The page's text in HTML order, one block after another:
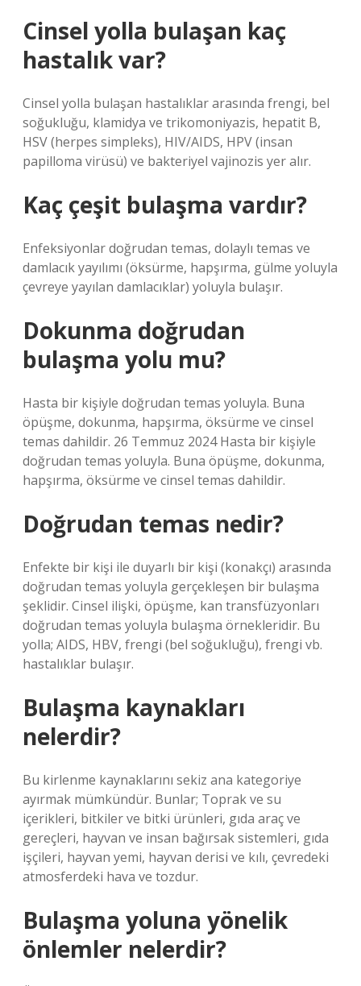
Cinsel yolla bulaşan kaç
hastalık var?
Cinsel yolla bulaşan hastalıklar arasında frengi, bel
soğukluğu, klamidya ve trikomoniyazis, hepatit B,
HSV (herpes simpleks), HIV/AIDS, HPV (insan
papilloma virüsü) ve bakteriyel vajinozis yer alır.
Kaç çeşit bulaşma vardır?
Enfeksiyonlar doğrudan temas, dolaylı temas ve
damlacık yayılımı (öksürme, hapşırma, gülme yoluyla
çevreye yayılan damlacıklar) yoluyla bulaşır.
Dokunma doğrudan
bulaşma yolu mu?
Hasta bir kişiyle doğrudan temas yoluyla. Buna
öpüşme, dokunma, hapşırma, öksürme ve cinsel
temas dahildir. 26 Temmuz 2024 Hasta bir kişiyle
doğrudan temas yoluyla. Buna öpüşme, dokunma,
hapşırma, öksürme ve cinsel temas dahildir.
Doğrudan temas nedir?
Enfekte bir kişi ile duyarlı bir kişi (konakçı) arasında
doğrudan temas yoluyla gerçekleşen bir bulaşma
şeklidir. Cinsel ilişki, öpüşme, kan transfüzyonları
doğrudan temas yoluyla bulaşma örnekleridir. Bu
yolla; AIDS, HBV, frengi (bel soğukluğu), frengi vb.
hastalıklar bulaşır.
Bulaşma kaynakları
nelerdir?
Bu kirlenme kaynaklarını sekiz ana kategoriye
ayırmak mümkündür. Bunlar; Toprak ve su
içerikleri, bitkiler ve bitki ürünleri, gıda araç ve
gereçleri, hayvan ve insan bağırsak sistemleri, gıda
işçileri, hayvan yemi, hayvan derisi ve kılı, çevredeki
atmosferdeki hava ve tozdur.
Bulaşma yoluna yönelik
önlemler nelerdir?